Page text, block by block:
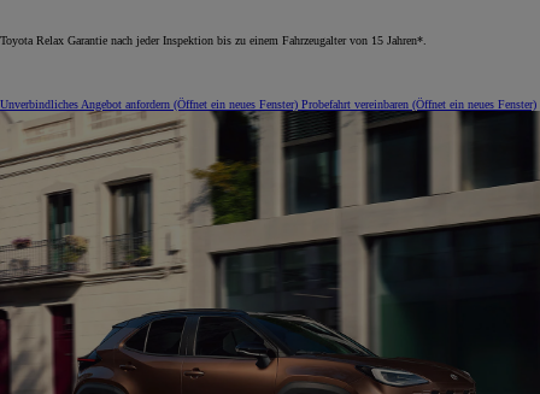
Toyota Relax Garantie nach jeder Inspektion bis zu einem Fahrzeugalter von 15 Jahren*.
Unverbindliches Angebot anfordern (Öffnet ein neues Fenster) Probefahrt vereinbaren (Öffnet ein neues Fenster)